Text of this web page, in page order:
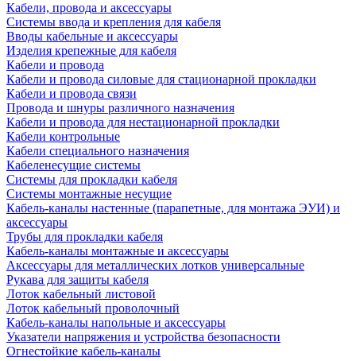
Кабели, провода и аксессуары
Системы ввода и крепления для кабеля
Вводы кабельные и аксессуары
Изделия крепежные для кабеля
Кабели и провода
Кабели и провода силовые для стационарной прокладки
Кабели и провода связи
Провода и шнуры различного назначения
Кабели и провода для нестационарной прокладки
Кабели контрольные
Кабели специального назначения
Кабеленесущие системы
Системы для прокладки кабеля
Системы монтажные несущие
Кабель-каналы настенные (парапетные, для монтажа ЭУИ) и
аксессуары
Трубы для прокладки кабеля
Кабель-каналы монтажные и аксессуары
Аксессуары для металлических лотков универсальные
Рукава для защиты кабеля
Лоток кабельный листовой
Лоток кабельный проволочный
Кабель-каналы напольные и аксессуары
Указатели напряжения и устройства безопасности
Огнестойкие кабель-каналы